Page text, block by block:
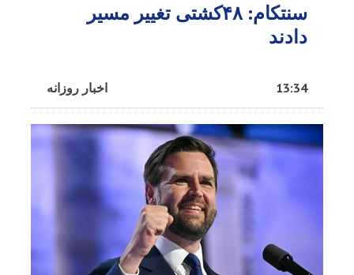
سنتکام: ۴۸کشتی تغییر مسیر
دادند
اخبار روزانه 13:34